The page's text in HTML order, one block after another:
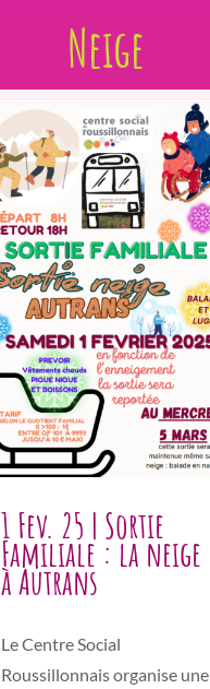
Neige
1 Fev. 25 | Sortie
Familiale : la neige
à Autrans
Le Centre Social
Roussillonnais organise une